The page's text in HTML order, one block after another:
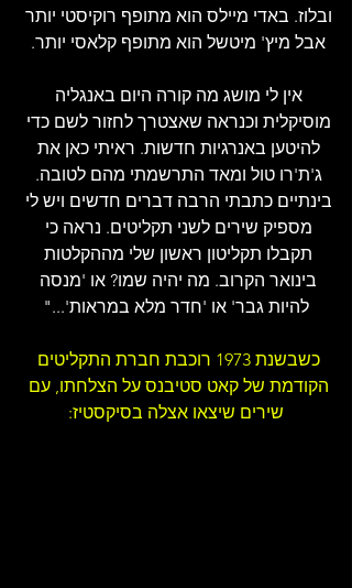
ובלוז. באדי מיילס הוא מתופף רוקיסטי יותר
אבל מיץ' מיטשל הוא מתופף קלאסי יותר.
אין לי מושג מה קורה היום באנגליה
מוסיקלית וכנראה שאצטרך לחזור לשם כדי
להיטען באנרגיות חדשות. ראיתי כאן את
ג'ת'רו טול ומאד התרשמתי מהם לטובה.
בינתיים כתבתי הרבה דברים חדשים ויש לי
מספיק שירים לשני תקליטים. נראה כי
תקבלו תקליטון ראשון שלי מההקלטות
בינואר הקרוב. מה יהיה שמו? או 'מנסה
להיות גבר' או 'חדר מלא במראות'..."
כשבשנת 1973 רוכבת חברת התקליטים
הקודמת של קאט סטיבנס על הצלחתו, עם
שירים שיצאו אצלה בסיקסטיז: